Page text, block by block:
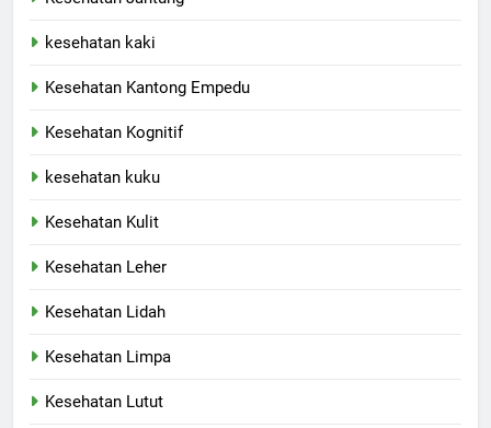
kesehatan kaki
Kesehatan Kantong Empedu
Kesehatan Kognitif
kesehatan kuku
Kesehatan Kulit
Kesehatan Leher
Kesehatan Lidah
Kesehatan Limpa
Kesehatan Lutut